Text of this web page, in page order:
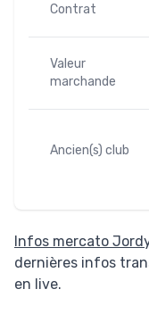
Contrat
Valeur
marchande
Ancien(s) club
Infos mercato
dernières infos
en live.